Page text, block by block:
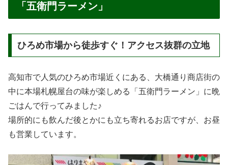
「五衛門ラーメン」
ひろめ市場から徒歩すぐ！アクセス抜群の立地
高知市で人気のひろめ市場近くにある、大橋通り商店街の
中に本場札幌屋台の味が楽しめる「五衛門ラーメン」に晩
ごはんで行ってみました♪
場所的にも飲んだ後とかにも立ち寄れるお店ですが、お昼
も営業しています。